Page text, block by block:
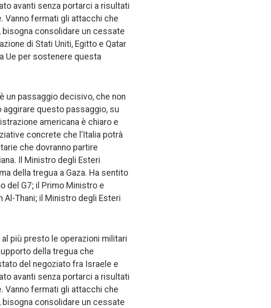
avanti senza portarci a risultati
Vanno fermati gli attacchi che
consolidare un cessate
di Stati Uniti, Egitto e Qatar
Ue per sostenere questa
un passaggio decisivo, che non
questo passaggio, su
americana è chiaro e
concrete che l’Italia potrà
che dovranno partire
Il Ministro degli Esteri
della tregua a Gaza. Ha sentito
del G7; il Primo Ministro e
Al-Thani; il Ministro degli Esteri
più presto le operazioni militari
della tregua che
del negoziato fra Israele e
avanti senza portarci a risultati
Vanno fermati gli attacchi che
consolidare un cessate